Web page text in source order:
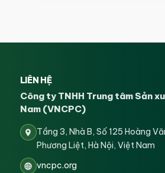
LIÊN HỆ
Công ty TNHH Trung tâm Sản
Nam (VNCPC)
Tầng 3, Nhà B, Số 125 Hoàng
Phương Liệt, Hà Nội, Việt Nam
vncpc.org